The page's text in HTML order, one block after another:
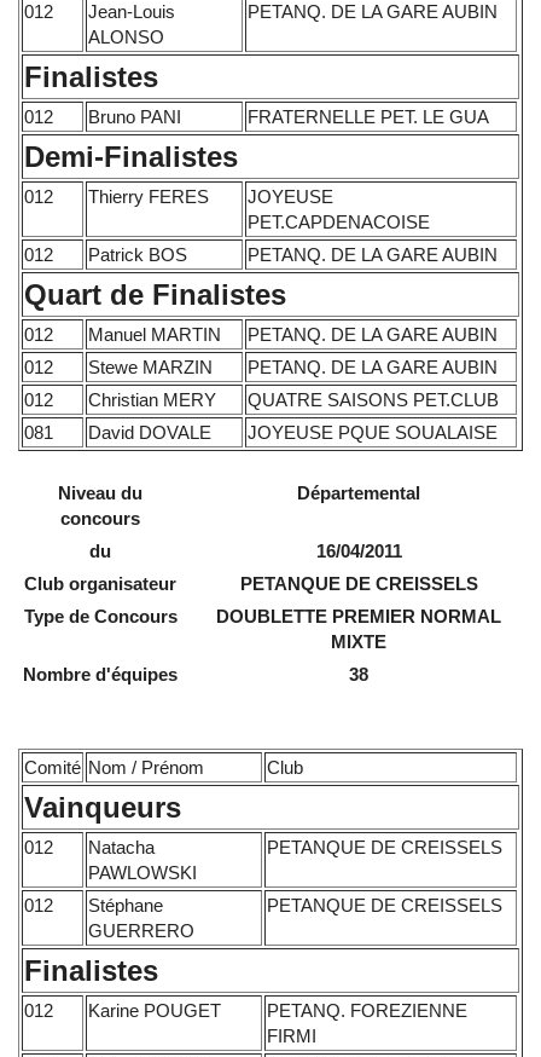
012
Jean-Louis
ALONSO
PETANQ. DE LA GARE AUBIN
Finalistes
012 Bruno PANI FRATERNELLE PET. LE GUA
Demi-Finalistes
012 Thierry FERES
JOYEUSE
PET.CAPDENACOISE
012
Patrick BOS PETANQ. DE LA GARE AUBIN
Quart de Finalistes
012 Manuel MARTIN
PETANQ. DE LA GARE AUBIN
012
Stewe MARZIN
PETANQ. DE LA GARE AUBIN
012
Christian MERY
QUATRE SAISONS PET.CLUB
081
David DOVALE JOYEUSE PQUE SOUALAISE
Niveau du
concours
Départemental
du
16/04/2011
Club organisateur
PETANQUE DE CREISSELS
Type de Concours
DOUBLETTE PREMIER NORMAL
MIXTE
Nombre d'équipes
38
Comité Nom / Prénom Club
Vainqueurs
012
Natacha
PAWLOWSKI
PETANQUE DE CREISSELS
012
Stéphane
GUERRERO
PETANQUE DE CREISSELS
Finalistes
012 Karine POUGET
PETANQ. FOREZIENNE
FIRMI